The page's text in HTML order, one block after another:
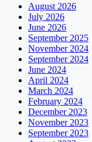
August 2026
July 2026
June 2026
September 2025
November 2024
September 2024
June 2024
April 2024
March 2024
February 2024
December 2023
November 2023
September 2023